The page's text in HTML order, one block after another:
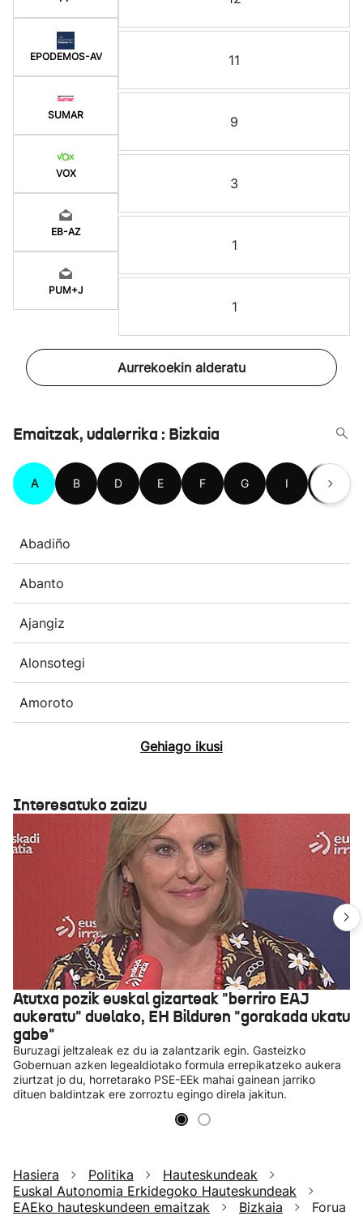
EPODEMOS-AV
SUMAR
VOX
EB-AZ
PUM+J
11
9
3
1
1
Aurrekoekin alderatu
Emaitzak, udalerrika : Bizkaia
A B D E F G I J
Abadiño
Abanto
Ajangiz
Alonsotegi
Amoroto
Gehiago ikusi
Interesatuko zaizu
Atutxa pozik euskal gizarteak "berriro EAJ
aukeratu" duelako, EH Bilduren "gorakada ukatu
gabe"
Buruzagi jeltzaleak ez du ia zalantzarik egin. Gasteizko
Gobernuan azken legealdiotako formula errepikatzeko aukera
ziurtzat jo du, horretarako PSE-EEk mahai gainean jarriko
dituen baldintzak ere zorroztu egingo direla jakitun.
Hasiera Politika
Hauteskundeak
Euskal Autonomia Erkidegoko Hauteskundeak
EAEko hauteskundeen emaitzak
Bizkaia Forua